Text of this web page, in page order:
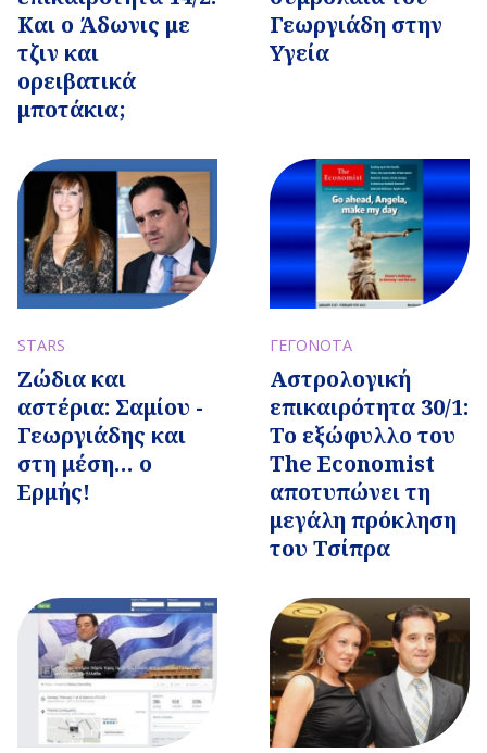
Και ο Άδωνις με
τζιν και
ορειβατικά
μποτάκια;
Γεωργιάδη στην
Υγεία
STARS
Ζώδια και
αστέρια: Σαμίου -
Γεωργιάδης και
στη μέση… ο
Ερμής!
ΓΕΓΟΝΟΤΑ
Αστρολογική
επικαιρότητα 30/1:
Το εξώφυλλο του
The Economist
αποτυπώνει τη
μεγάλη πρόκληση
του Τσίπρα